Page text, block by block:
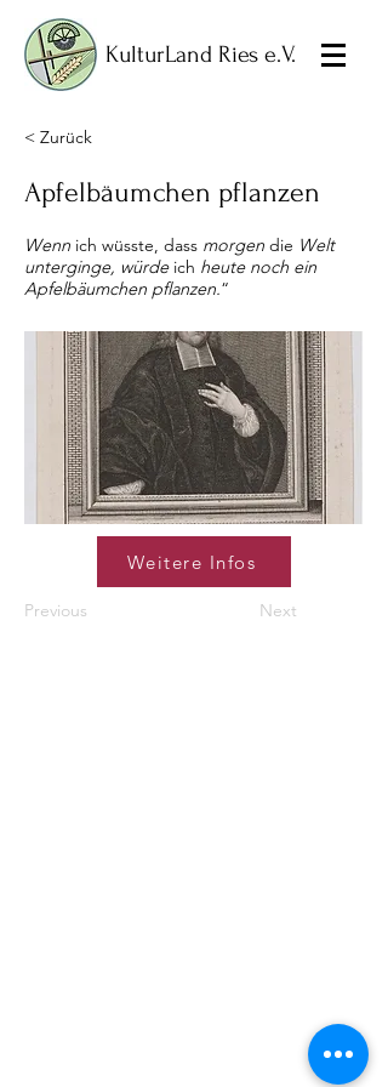
KulturLand Ries e.V.
< Zurück
Apfelbäumchen pflanzen
Wenn ich wüsste, dass morgen die Welt
unterginge, würde ich heute noch ein
Apfelbäumchen pflanzen.“
Weitere Infos
Previous Next